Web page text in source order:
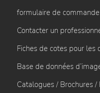
formulaire de commande
Contacter un
Fiches de cotes pour les
Base de données
Catalogues / Brochures /